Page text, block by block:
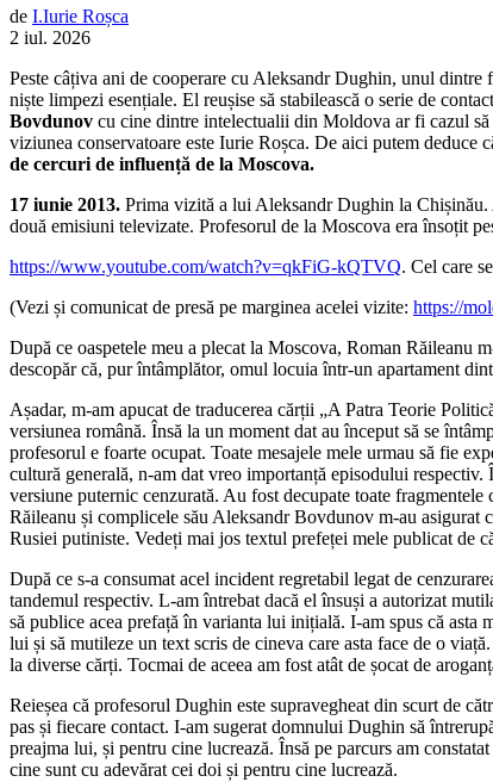
de I.Iurie Roșca
2 iul. 2026
Peste câțiva ani de cooperare cu Aleksandr Dughin, unul dintre
niște limpezi esențiale. El reușise să stabilească o serie de
Bovdunov cu cine dintre intelectualii din Moldova ar fi cazul
viziunea conservatoare este Iurie Roșca. De aici putem deduce
de cercuri de influență de la Moscova.
17 iunie 2013. Prima vizită a lui Aleksandr Dughin la
două emisiuni televizate. Profesorul de la Moscova era însoțit
https://www.youtube.com/watch?v=qkFiG-kQTVQ. Cel care
(Vezi și comunicat de presă pe marginea acelei vizite: https://
După ce oaspetele meu a plecat la Moscova, Roman Răileanu
descopăr că, pur întâmplător, omul locuia într-un apartament
Așadar, m-am apucat de traducerea cărții „A Patra Teorie
versiunea română. Însă la un moment dat au început să se
profesorul e foarte ocupat. Toate mesajele mele urmau să fie
cultură generală, n-am dat vreo importanță episodului
versiune puternic cenzurată. Au fost decupate toate
Răileanu și complicele său Aleksandr Bovdunov m-au asigurat
Rusiei putiniste. Vedeți mai jos textul prefeței mele publicat de
După ce s-a consumat acel incident regretabil legat de
tandemul respectiv. L-am întrebat dacă el însuși a autorizat
să publice acea prefață în varianta lui inițială. I-am spus că asta
lui și să mutileze un text scris de cineva care asta face de o
la diverse cărți. Tocmai de aceea am fost atât de șocat de
Reieșea că profesorul Dughin este supravegheat din scurt de
pas și fiecare contact. I-am sugerat domnului Dughin să
preajma lui, și pentru cine lucrează. Însă pe parcurs am
cine sunt cu adevărat cei doi și pentru cine lucrează.